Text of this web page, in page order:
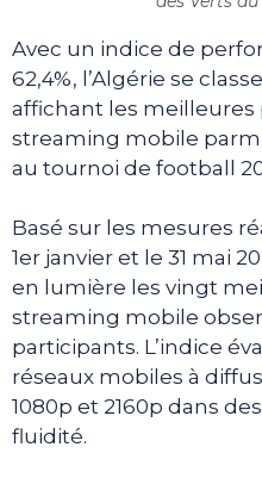
Avec un indice de
62,4%, l’Algérie se
affichant les
streaming mobile
au tournoi de football
Basé sur les mesures
1er janvier et le 31 mai
en lumière les vingt
streaming mobile
participants. L’indice
réseaux mobiles à
1080p et 2160p dans
fluidité.